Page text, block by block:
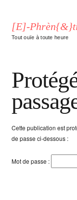
[E]-
Tout ouïe à toute heure
Cette publication est
de passe ci-dessous :
Mot de passe :